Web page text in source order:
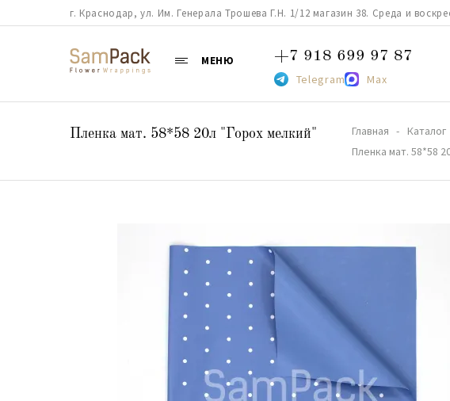
г. Краснодар, ул. Им. Генерала Трошева Г.Н. 1/12 магазин 38. Среда и
МЕНЮ +7 918 699 97 87
Telegram Max
Пленка мат. 58*58 20л "Горох мелкий" Главная Каталог
Пленка мат. 58*58